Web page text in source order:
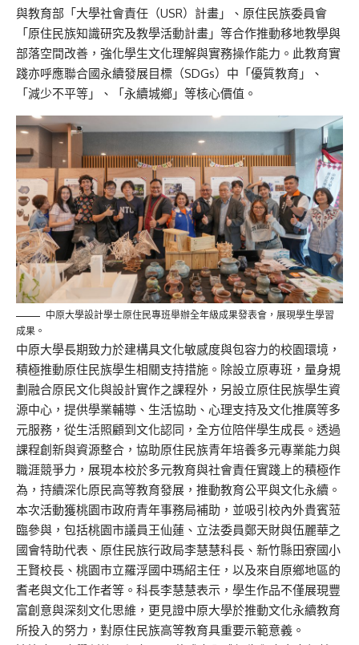
與教育部「大學社會責任（USR）計畫」、原住民族委員會
「原住民族知識研究及教學活動計畫」等合作推動移地教學與
部落空間改善，強化學生文化理解與實務操作能力。此教育實
踐亦呼應聯合國永續發展目標（SDGs）中「優質教育」、
「減少不平等」、「永續城鄉」等核心價值。
中原大學設計學士原住民專班舉辦全年級成果發表會，展現學生學習
成果。
中原大學長期致力於建構具文化敏感度與包容力的校園環境，
積極推動原住民族學生相關支持措施。除設立原專班，量身規
劃融合原民文化與設計實作之課程外，另設立原住民族學生資
源中心，提供學業輔導、生活協助、心理支持及文化推廣等多
元服務，從生活照顧到文化認同，全方位陪伴學生成長。透過
課程創新與資源整合，協助原住民族青年培養多元專業能力與
職涯競爭力，展現本校於多元教育與社會責任實踐上的積極作
為，持續深化原民高等教育發展，推動教育公平與文化永續。
本次活動獲桃園市政府青年事務局補助，並吸引校內外貴賓蒞
臨參與，包括桃園市議員王仙蓮、立法委員鄭天財與伍麗華之
國會特助代表、原住民族行政局李慧慧科長、新竹縣田寮國小
王賢校長、桃園市立羅浮國中瑪紹主任，以及來自原鄉地區的
耆老與文化工作者等。科長李慧慧表示，學生作品不僅展現豐
富創意與深刻文化思維，更見證中原大學於推動文化永續教育
所投入的努力，對原住民族高等教育具重要示範意義。